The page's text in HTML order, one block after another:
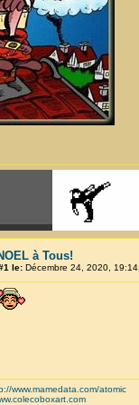
à Tous!
le:Décembre 24, 2020,
www.mamedata.com/atomic